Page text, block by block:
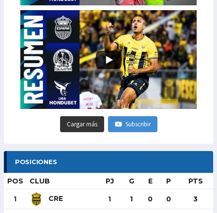
Cargar más Subscribir
POSICIONES
POS CLUB PJ G E P PTS
1 CRE 1 1 0 0 3